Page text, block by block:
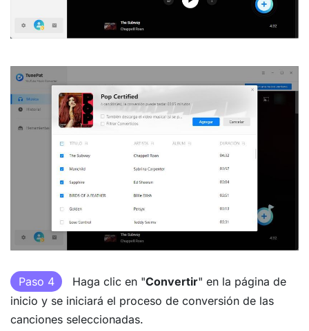
Paso 4 Haga clic en "Convertir" en la página de
inicio y se iniciará el proceso de conversión de las
canciones seleccionadas.